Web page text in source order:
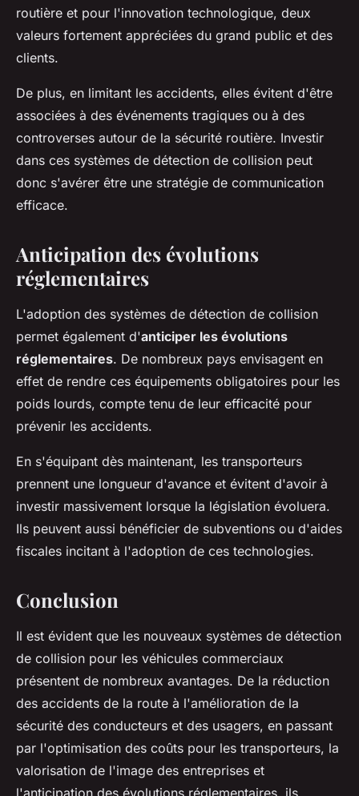
routière et pour l'innovation technologique, deux
valeurs fortement appréciées du grand public et des
clients.
De plus, en limitant les accidents, elles évitent d'être
associées à des événements tragiques ou à des
controverses autour de la sécurité routière. Investir
dans ces systèmes de détection de collision peut
donc s'avérer être une stratégie de communication
efficace.
Anticipation des évolutions
réglementaires
L'adoption des systèmes de détection de collision
permet également d'anticiper les évolutions
réglementaires. De nombreux pays envisagent en
effet de rendre ces équipements obligatoires pour les
poids lourds, compte tenu de leur efficacité pour
prévenir les accidents.
En s'équipant dès maintenant, les transporteurs
prennent une longueur d'avance et évitent d'avoir à
investir massivement lorsque la législation évoluera.
Ils peuvent aussi bénéficier de subventions ou d'aides
fiscales incitant à l'adoption de ces technologies.
Conclusion
Il est évident que les nouveaux systèmes de détection
de collision pour les véhicules commerciaux
présentent de nombreux avantages. De la réduction
des accidents de la route à l'amélioration de la
sécurité des conducteurs et des usagers, en passant
par l'optimisation des coûts pour les transporteurs, la
valorisation de l'image des entreprises et